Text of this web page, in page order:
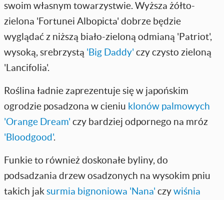
swoim własnym towarzystwie. Wyższa żółto-
zielona 'Fortunei Albopicta' dobrze będzie
wyglądać z niższą biało-zieloną odmianą 'Patriot',
wysoką, srebrzystą 'Big Daddy' czy czysto zieloną
'Lancifolia'.
Roślina ładnie zaprezentuje się w japońskim
ogrodzie posadzona w cieniu klonów palmowych
'Orange Dream' czy bardziej odpornego na mróz
'Bloodgood'.
Funkie to również doskonałe byliny, do
podsadzania drzew osadzonych na wysokim pniu
takich jak surmia bignoniowa 'Nana' czywiśnia